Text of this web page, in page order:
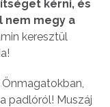
kérni, és
nem megy a
keresztül
padlóról! Muszáj